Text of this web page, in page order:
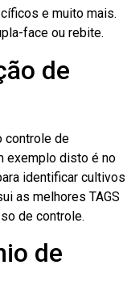
e muito mais.
face ou rebite.
de
controle de
exemplo disto é no
identificar cultivos
as melhores TAGS
de controle.
de